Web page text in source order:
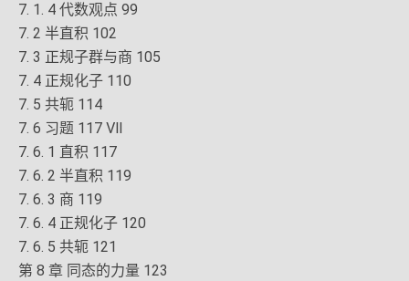
7. 1. 4 代数观点 99
7. 2 半直积 102
7. 3 正规子群与商 105
7. 4 正规化子 110
7. 5 共轭 114
7. 6 习题 117 Ⅶ
7. 6. 1 直积 117
7. 6. 2 半直积 119
7. 6. 3 商 119
7. 6. 4 正规化子 120
7. 6. 5 共轭 121
第 8 章 同态的力量 123